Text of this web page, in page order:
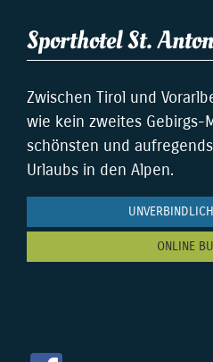
Sporthotel St. Anton
Zwischen Tirol und
wie kein zweites Gebirgs-
schönsten und
Urlaubs in den Alpen.
ONLINE